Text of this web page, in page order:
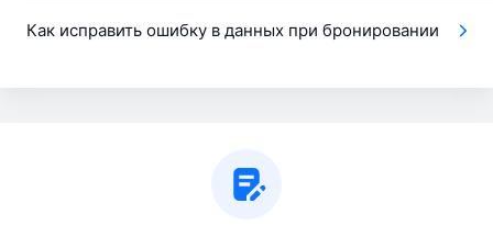
Как исправить ошибку в данных при бронировании